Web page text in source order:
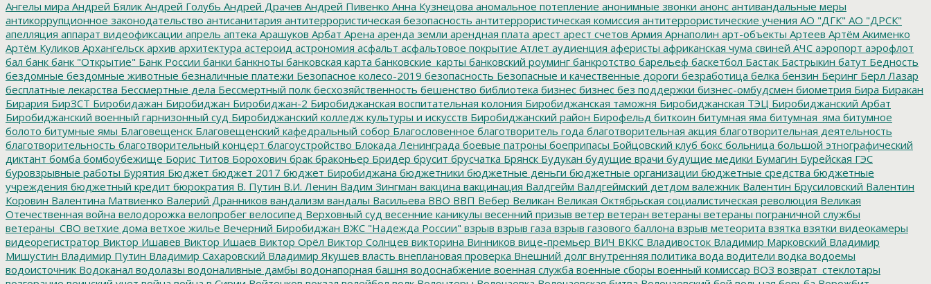
Ангелы мира Андрей Бялик Андрей Голубь Андрей Драчев Андрей Пивенко Анна Кузнецова аномальное потепление анонимные звонки анонс антивандальные меры
антикоррупционное законодательство антисанитария антитеррористическая безопасность антитеррористическая комиссия антитеррористические учения АО "ДГК" АО "ДРСК"
апелляция аппарат видеофиксации апрель аптека Арашуков Арбат Арена аренда земли арендная плата арест арест счетов Армия Арнаполин арт-объекты Артеев Артём Акименко
Артём Куликов Архангельск архив архитектура астероид астрономия асфальт асфальтовое покрытие Атлет аудиенция аферисты африканская чума свиней АЧС аэропорт аэрофлот
бал банк банк "Открытие" Банк России банки банкноты банковская карта банковские_карты банковский роуминг банкротство барельеф баскетбол Бастак Бастрыкин батут Бедность
бездомные бездомные животные безналичные платежи Безопасное колесо-2019 безопасность Безопасные и качественные дороги безработица белка бензин Беринг Берл Лазар
бесплатные лекарства Бессмертные дела Бессмертный полк бесхозяйственность бешенство библиотека бизнес бизнес без поддержки бизнес-омбудсмен биометрия Бира Биракан
Бирария БирЗСТ Биробидажан Биробиджан Биробиджан-2 Биробиджанская воспитательная колония Биробиджанская таможня Биробиджанская ТЭЦ Биробиджанский Арбат
Биробиджанский военный гарнизонный суд Биробиджанский колледж культуры и искусств Биробиджанский район Бирофельд биткоин битумная яма битумная_яма битумное
болото битумные ямы Благовещенск Благовещенский кафедральный собор Благословенное благотворитель года благотворительная акция благотворительная деятельность
благотворительность благотворительный концерт благоустройство Блокада Ленинграда боевые патроны боеприпасы Бойцовский клуб бокс больница большой этнографический
диктант бомба бомбоубежище Борис Титов Борохович брак браконьер Бридер брусит брусчатка Брянск Будукан будущие врачи будущие медики Бумагин Бурейская ГЭС
буровзрывные работы Бурятия Бюджет бюджет 2017 бюджет Биробиджана бюджетники бюджетные деньги бюджетные организации бюджетные средства бюджетные
учреждения бюджетный кредит бюрократия В. Путин В.И. Ленин Вадим Зингман вакцина вакцинация Валдгейм Валдгеймский детдом валежник Валентин Брусиловский Валентин
Коровин Валентина Матвиенко Валерий Дранников вандализм вандалы Васильева ВВО ВВП Вебер Великан Великая Октябрьская социалистическая революция Великая
Отечественная война велодорожка велопробег велосипед Верховный суд весенние каникулы весенний призыв ветер ветеран ветераны ветераны пограничной службы
ветераны_СВО ветхие дома ветхое жилье Вечерний Биробиджан ВЖС "Надежда России" взрыв взрыв газа взрыв газового баллона взрыв метеорита взятка взятки видеокамеры
видеорегистратор Виктор Ишавев Виктор Ишаев Виктор Орёл Виктор Солнцев викторина Винников вице-премьер ВИЧ ВККС Владивосток Владимир Марковский Владимир
Мишустин Владимир Путин Владимир Сахаровский Владимир Якушев власть внеплановая проверка Внешний долг внутренняя политика вода водители водка водоемы
водоисточник Водоканал водолазы водоналивные дамбы водонапорная башня водоснабжение военная служба военные сборы военный комиссар ВОЗ возврат_стеклотары